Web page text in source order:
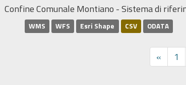
Confine Comunale Montiano - Sistema di
WMS WFS Esri Shape CSV ODATA
« 1